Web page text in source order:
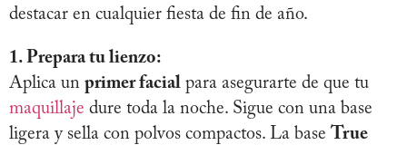
destacar en cualquier fiesta de fin de año.
1. Prepara tu lienzo:
Aplica un primer facial para asegurarte de que tu
maquillaje dure toda la noche. Sigue con una base
ligera y sella con polvos compactos. La base True